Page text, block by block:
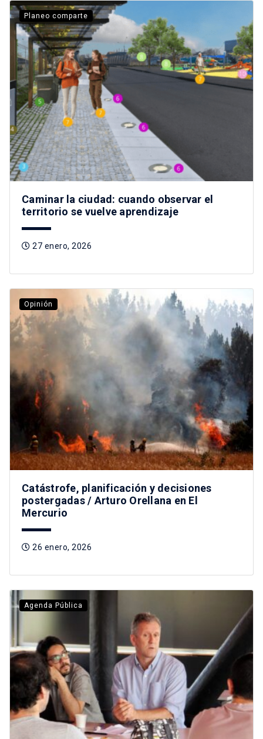
Planeo comparte
Caminar la ciudad: cuando observar el
territorio se vuelve aprendizaje
27 enero, 2026
Opinión
Catástrofe, planificación y decisiones
postergadas / Arturo Orellana en El
Mercurio
26 enero, 2026
Agenda Pública